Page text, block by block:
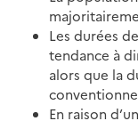
Les durées
tendance à
alors que la
En raison